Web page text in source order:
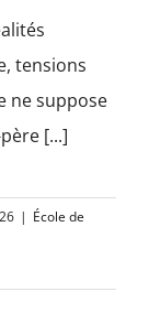
tensions
ne suppose
[...]
| École de